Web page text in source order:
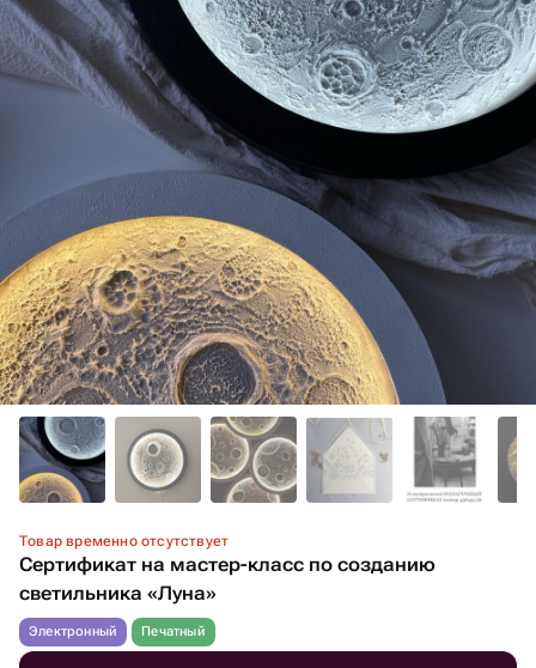
Товар временно отсутствует
Сертификат на мастер-класс по созданию
светильника «Луна»
Электронный Печатный